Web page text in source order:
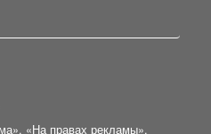
«На правах рекламы»,